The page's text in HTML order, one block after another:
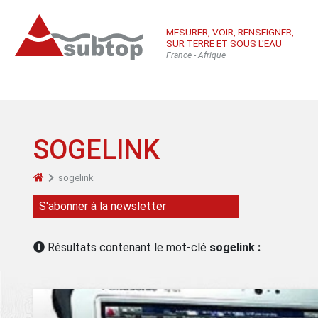
MESURER, VOIR, RENSEIGNER,
SUR TERRE ET SOUS L'EAU
France - Afrique
SOGELINK
sogelink
S'abonner à la newsletter
Résultats contenant le mot-clé sogelink :